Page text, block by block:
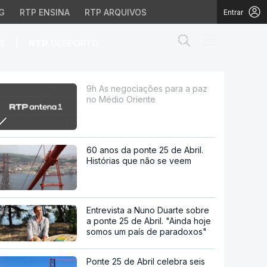
RTP ENSINA RTP ARQUIVOS Entrar
9h As negociações para a paz
no Médio Oriente
60 anos da ponte 25 de Abril.
Histórias que não se veem
Entrevista a Nuno Duarte sobre
a ponte 25 de Abril. "Ainda hoje
somos um país de paradoxos"
Ponte 25 de Abril celebra seis